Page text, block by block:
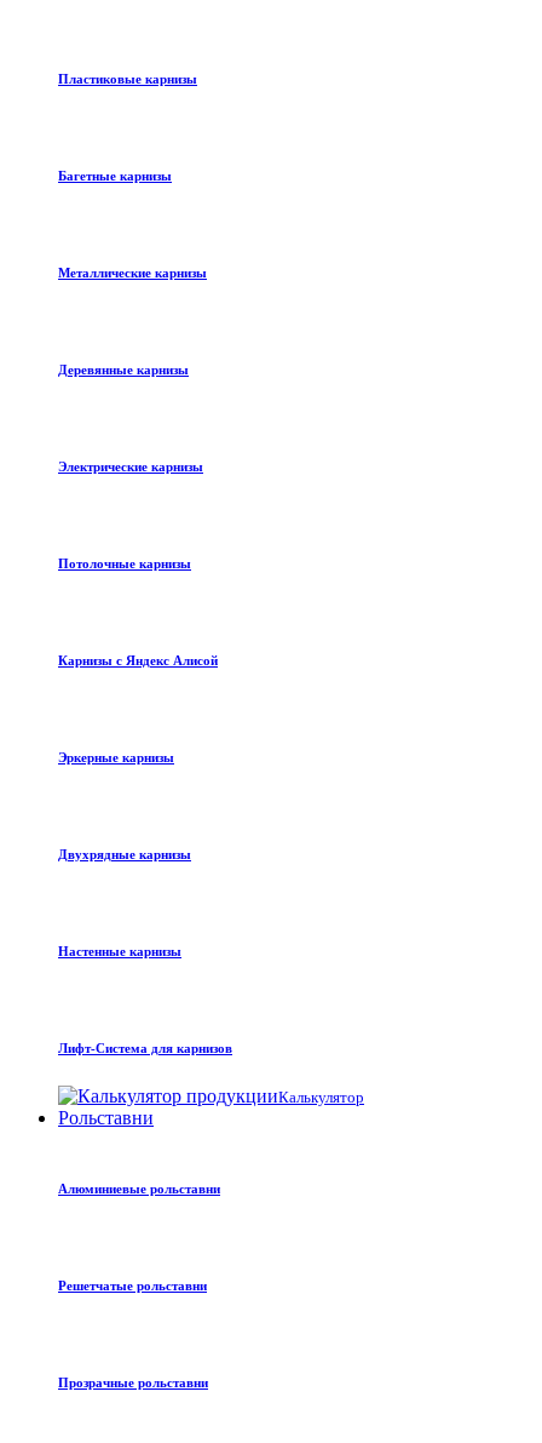
Пластиковые карнизы
Багетные карнизы
Металлические карнизы
Деревянные карнизы
Электрические карнизы
Потолочные карнизы
Карнизы с Яндекс Алисой
Эркерные карнизы
Двухрядные карнизы
Настенные карнизы
Лифт-Система для карнизов
Калькулятор
Рольставни
Алюминиевые рольставни
Решетчатые рольставни
Прозрачные рольставни